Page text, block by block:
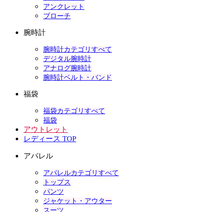
アンクレット
ブローチ
腕時計
腕時計カテゴリすべて
デジタル腕時計
アナログ腕時計
腕時計ベルト・バンド
福袋
福袋カテゴリすべて
福袋
アウトレット
レディース TOP
アパレル
アパレルカテゴリすべて
トップス
パンツ
ジャケット・アウター
スーツ